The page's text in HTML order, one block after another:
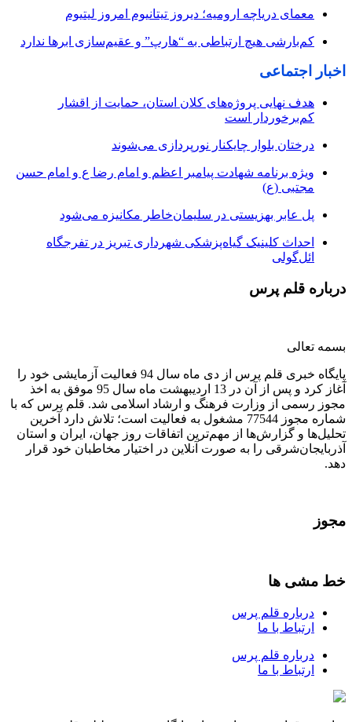
معمای دریاچه ارومیه؛ دیروز تیتانیوم امروز لیتیوم
کم‌بارشی هیچ ارتباطی به “هارپ” و عقیم‌سازی ابرها ندارد
اخبار اجتماعی
هدف نهایی پروژه‌های کلان استان، حمایت از اقشار
کم‌برخوردار است
درختان بلوار چایکنار نورپردازی می‌شوند
ویژه برنامه شهادت پیامبر اعظم و امام رضا ع و امام حسن
مجتبی (ع)
پل عابر بهزیستی در سلیمان‌خاطر مکانیزه می‌شود
احداث کلینیک گیاه‌پزشکی شهرداری تبریز در تفرجگاه
ائل‌گولی
درباره قلم پرس
بسمه تعالی
پایگاه خبری قلم پرس از دی ماه سال 94 فعالیت آزمایشی خود را
آغاز کرد و پس از آن در 13 اردیبهشت ماه سال 95 موفق به اخذ
مجوز رسمی از وزارت فرهنگ و ارشاد اسلامی شد. قلم پرس که با
شماره مجوز 77544 مشغول به فعالیت است؛ تلاش دارد آخرین
تحلیل‌ها و گزارش‌ها از مهم‌ترین اتفاقات روز جهان، ایران و استان
آذربایجان‌شرقی را به صورت آنلاین در اختیار مخاطبان خود قرار
دهد.
مجوز
خط مشی ها
درباره قلم پرس
ارتباط با ما
درباره قلم پرس
ارتباط با ما